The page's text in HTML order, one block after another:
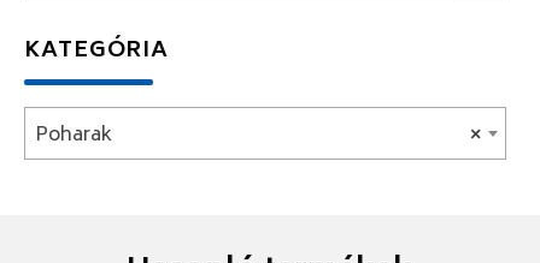
KATEGÓRIA
×
Poharak